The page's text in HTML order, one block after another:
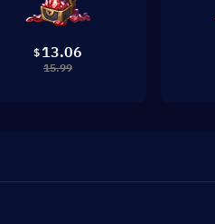
$ 13.06
15.99